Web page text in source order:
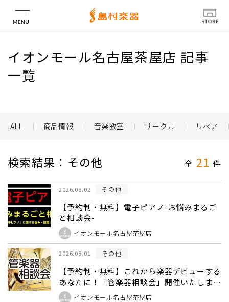
店舗情報
イオンモール名古屋茶屋店 記事
一覧
ALL 商品情報 音楽教室 サークル リペア
検索結果：その他 全 21 件
2026.08.02 その他
【予約制・無料】電子ピアノ-お悩みまるご
と相談会-
イオンモール名古屋茶屋店
2026.08.01 その他
【予約制・無料】これから楽器デビューする
あなたに！「管楽器相談会」開催いたしま
す！ イオンモール名古屋茶屋店